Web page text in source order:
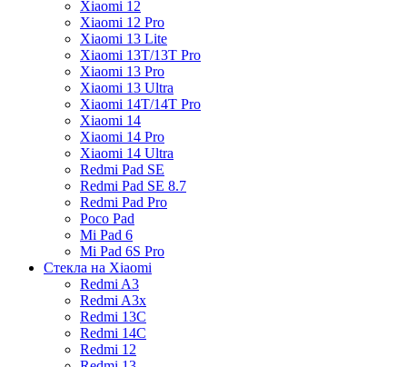
Xiaomi 12
Xiaomi 12 Pro
Xiaomi 13 Lite
Xiaomi 13T/13T Pro
Xiaomi 13 Pro
Xiaomi 13 Ultra
Xiaomi 14T/14T Pro
Xiaomi 14
Xiaomi 14 Pro
Xiaomi 14 Ultra
Redmi Pad SE
Redmi Pad SE 8.7
Redmi Pad Pro
Poco Pad
Mi Pad 6
Mi Pad 6S Pro
Стекла на Xiaomi
Redmi A3
Redmi A3x
Redmi 13C
Redmi 14C
Redmi 12